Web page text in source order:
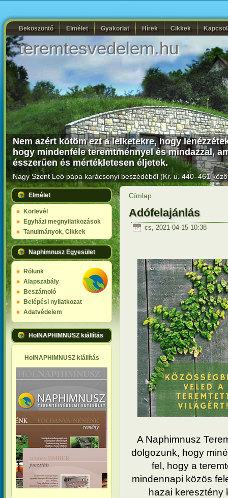
Beköszöntő Elmélet Gyakorlat Hírek Cikkek
teremtesvedelem.hu
Nem azért kötöm ezt a lelketekre, hogy
hogy mindenféle teremtménnyel és mindazzal,
ésszerűen és mértékletesen éljetek.
Nagy Szent Leó pápa karácsonyi beszédéből (Kr. u. 440–461
Elmélet
Körlevél
Egyházi megnyilatkozások
Tanulmányok, Cikkek
Naphimnusz Egyesület
Rólunk
Alapszabály
Beszámoló
Belépési nyilatkozat
Adatvédelem
HolNAPHIMNUSZ kiállítás
HolNAPHIMNUSZ kiállítás
Címlap
Adófelajánlás
cs, 2021-04-15 10:38
A Naphimnusz
dolgozunk, hogy
fel, hogy a
mindennapi közös
hazai keresztény